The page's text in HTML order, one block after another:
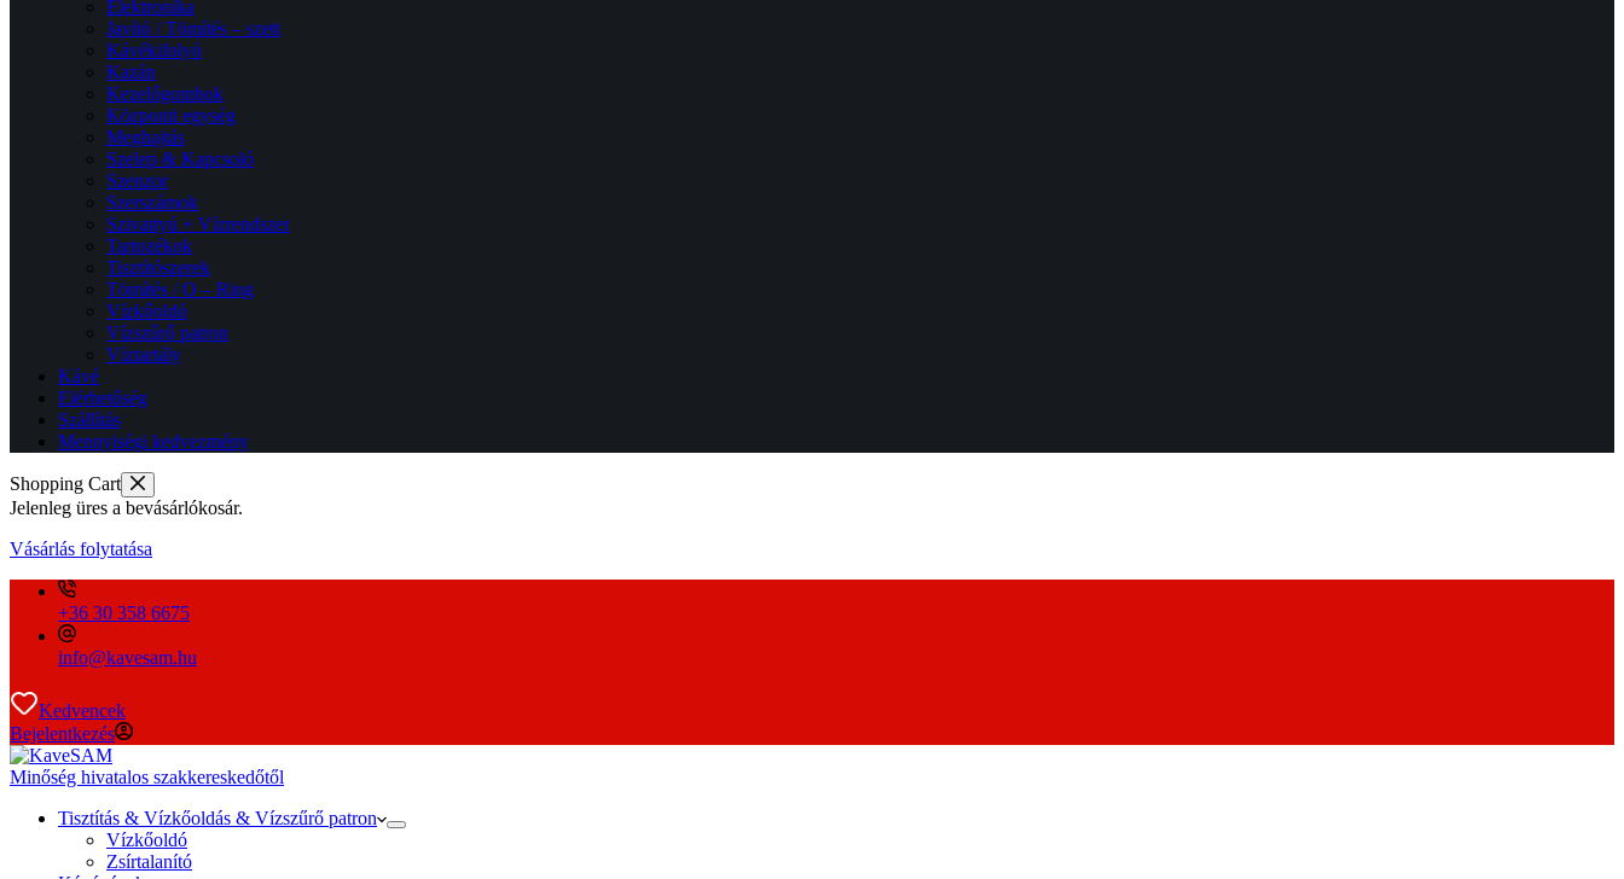
Elektronika
Javító / Tömítés – szett
Kávékifolyó
Kazán
Kezelőgombok
Központi egység
Meghajtás
Szelep & Kapcsoló
Szenzor
Szerszámok
Szivattyú + Vízrendszer
Tartozékok
Tisztítószerek
Tömítés / O – Ring
Vízkőoldó
Vízszűrő patron
Víztartály
Kávé
Elérhetőség
Szállítás
Mennyiségi kedvezmény
Shopping Cart
Jelenleg üres a bevásárlókosár.
Vásárlás folytatása
+36 30 358 6675
info@kavesam.hu
Kedvencek
Bejelentkezés
Minőség hivatalos szakkereskedőtől
Tisztítás & Vízkőoldás & Vízszűrő patron
Vízkőoldó
Zsírtalanító